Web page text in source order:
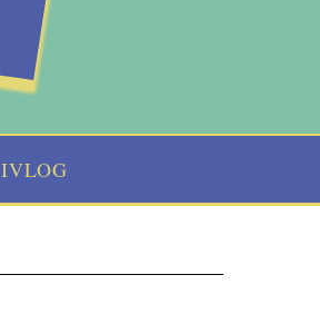
IVLOG